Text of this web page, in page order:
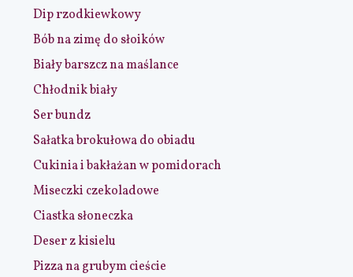
Dip rzodkiewkowy
Bób na zimę do słoików
Biały barszcz na maślance
Chłodnik biały
Ser bundz
Sałatka brokułowa do obiadu
Cukinia i bakłażan w pomidorach
Miseczki czekoladowe
Ciastka słoneczka
Deser z kisielu
Pizza na grubym cieście